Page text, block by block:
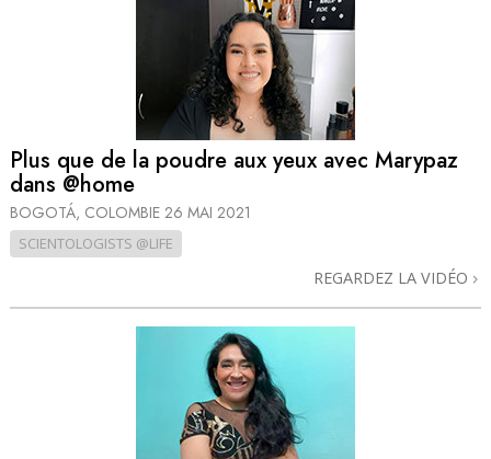
Plus que de la poudre aux yeux avec Marypaz
dans @home
BOGOTÁ, COLOMBIE 26 MAI 2021
SCIENTOLOGISTS @LIFE
REGARDEZ LA VIDÉO